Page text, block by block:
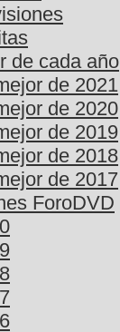
de cada año
de 2021
de 2020
de 2019
de 2018
de 2017
ForoDVD